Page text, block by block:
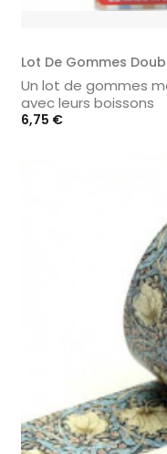
Lot De Gommes
Un lot de gommes
avec leurs boissons
Prix
6,75 €